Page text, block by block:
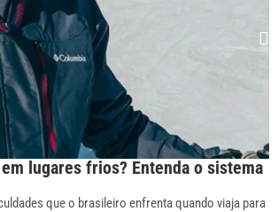
lugares frios? Entenda o sistema
que o brasileiro enfrenta quando viaja para